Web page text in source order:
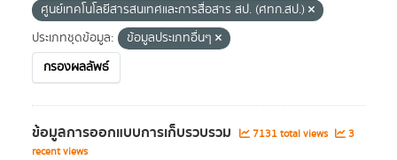
ศูนย์เทคโนโลยีสารสนเทศและการสื่อสาร สป. (ศทก.สป.)
ประเภทชุดข้อมูล:
ข้อมูลประเภทอื่นๆ
กรองผลลัพธ์
ข้อมูลการออกแบบการเก็บรวบรวม 7131 total views
3
recent views